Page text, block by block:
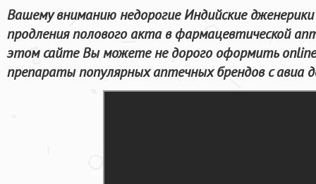
Вашему вниманию недорогие Индийские
продления полового акта в фармацевтической
этом сайте Вы можете не дорого оформить
препараты популярных аптечных брендов с авиа